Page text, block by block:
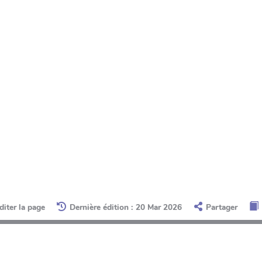
la page Dernière édition : 20 Mar 2026 Partager